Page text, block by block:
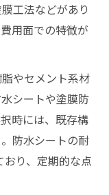
工法などがあり
用面での特徴が
やセメント系材
シートや塗膜防
時には、既存構
防水シートの耐
り、定期的な点